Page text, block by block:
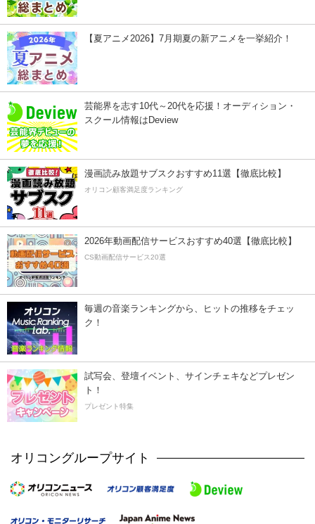
【夏アニメ2026】7月期夏の新アニメを一挙紹介！
芸能界を志す10代～20代を応援！オーディション・
スクール情報はDeview
漫画読み放題サブスクおすすめ11選【徹底比較】
オリコン顧客満足度ランキング
2026年動画配信サービスおすすめ40選【徹底比較】
CS動画配信サービス20選
毎週の音楽ランキングから、ヒットの推移をチェッ
ク！
試写会、登壇イベント、サインチェキなどプレゼン
ト！
プレゼント特集
オリコングループサイト